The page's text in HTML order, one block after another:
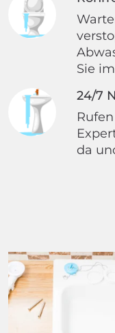
Sie
24/7
da